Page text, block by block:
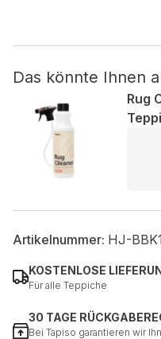
Das könnte Ihnen
Rug
Artikelnummer: HJ-
KOSTENLOSE
Für alle Teppiche
30 TAGE
Bei Tapiso garantieren wir
Nicht
Andere nicht
analysiert werden und
wurden.